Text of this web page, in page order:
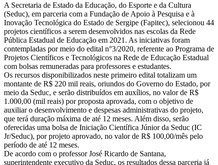
A Secretaria de Estado da Educação, do Esporte e da Cultura
(Seduc), em parceria com a Fundação de Apoio à Pesquisa e à
Inovação Tecnológica do Estado de Sergipe (Fapitec), selecionou 44
projetos científicos a serem desenvolvidos nas escolas da Rede
Pública Estadual de Educação em 2021. As iniciativas foram
contempladas por meio do edital n°3/2020, referente ao Programa de
Projetos Científicos e Tecnológicos na Rede de Educação Estadual
com bolsas remuneradas para professores e estudantes.
Os recursos disponibilizados neste primeiro edital totalizam um
montante de R$ 220 mil reais, oriundos do Governo do Estado, por
meio da Seduc, e serão distribuídos em auxílios, no valor de R$
1.000,00 (mil reais) por proposta aprovada, com o objetivo de
auxiliar o desenvolvimento e despesas administrativas do projeto,
que terá duração máxima de até 12 meses. Além disso, serão
oferecidas uma bolsa de Iniciação Científica Júnior da Seduc (IC
Jr/Seduc), por projeto aprovado, no valor de R$ 100,00/mês pelo
período de até 12 meses.
De acordo com o professor José Ricardo de Santana,
superintendente executivo da Seduc, os resultados dessa parceria já